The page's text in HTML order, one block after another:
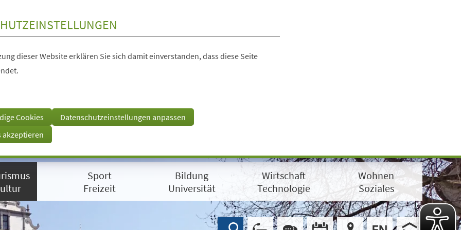
dieser Website erklären Sie sich damit einverstanden, dass diese Seite
Cookies
Datenschutzeinstellungen anpassen
akzeptieren
Sport
Freizeit
Bildung
Universität
Wirtschaft
Technologie
Wohnen
Soziales